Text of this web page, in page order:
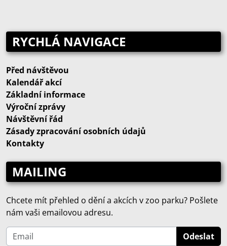
RYCHLÁ NAVIGACE
Před návštěvou
Kalendář akcí
Základní informace
Výroční zprávy
Návštěvní řád
Zásady zpracování osobních údajů
Kontakty
MAILING
Chcete mít přehled o dění a akcích v zoo parku? Pošlete
nám vaši emailovou adresu.